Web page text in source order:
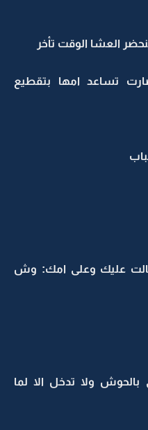
العشا الوقت تأخر
تساعد امها بتقطيع
عليك وعلى امك: وش
ولا تدخل الا لما